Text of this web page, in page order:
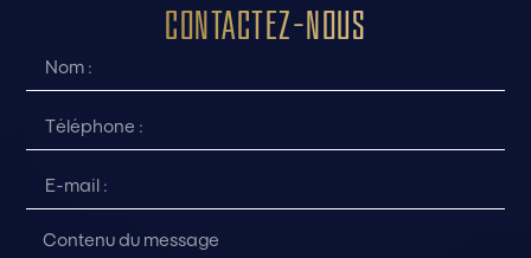
Contactez-nous